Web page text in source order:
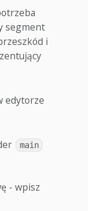
segment
i
edytorze
main
- wpisz